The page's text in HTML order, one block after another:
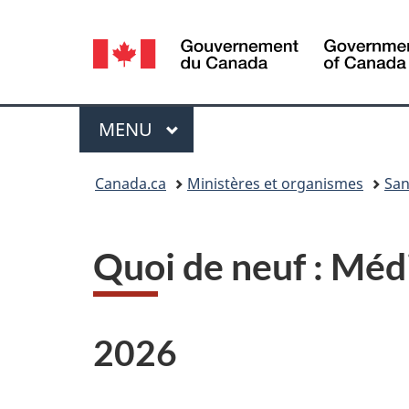
Sélection
de
la
langue
Menu
MENU PRINCIPAL
Canada.ca Ministères et organismes
Quoi de neuf :
2026